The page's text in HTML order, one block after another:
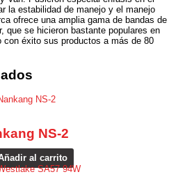
la estabilidad de manejo y el manejo
ofrece una amplia gama de bandas de
que se hicieron bastante populares en
con éxito sus productos a más de 80
NS-2
al carrito